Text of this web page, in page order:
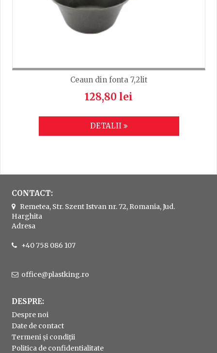
Ceaun din fonta 7,2lit
128,80 lei
DETALII
CONTACT:
Remetea, Str. Szent Istvan nr. 72, Romania, Jud.
Harghita
Adresa
+40 758 086 107
office@plastking.ro
DESPRE:
Despre noi
Date de contact
Termeni și condiții
Politica de confidentialitate